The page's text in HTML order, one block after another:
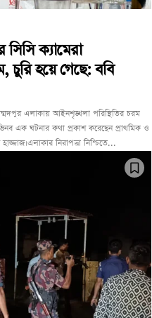
সিসি ক্যামেরা
চুরি হয়ে গেছে: ববি
এলাকায় আইনশৃঙ্খলা পরিস্থিতির চরম
এক ঘটনার কথা প্রকাশ করেছেন প্রাথমিক ও
হাজ্জাজ।এলাকার নিরাপত্তা নিশ্চিতে...